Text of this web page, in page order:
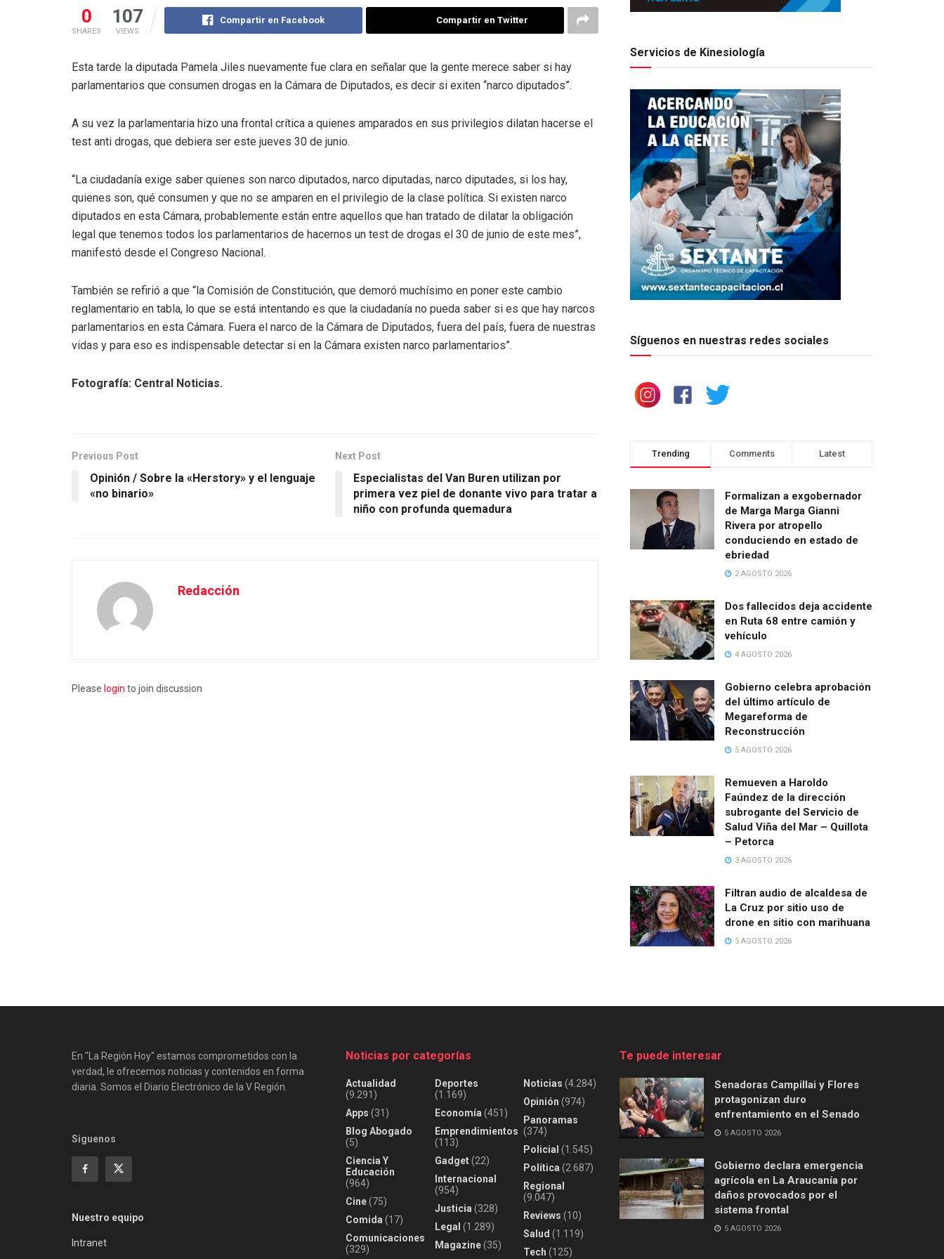
0
SHARES
107
VIEWS
Compartir en Facebook Compartir en Twitter
Esta tarde la diputada Pamela Jiles nuevamente fue clara en señalar que la gente merece saber si hay
parlamentarios que consumen drogas en la Cámara de Diputados, es decir si exiten “narco diputados”.
A su vez la parlamentaria hizo una frontal crítica a quienes amparados en sus privilegios dilatan hacerse el
test anti drogas, que debiera ser este jueves 30 de junio.
“La ciudadanía exige saber quienes son narco diputados, narco diputadas, narco diputades, si los hay,
quienes son, qué consumen y que no se amparen en el privilegio de la clase política. Si existen narco
diputados en esta Cámara, probablemente están entre aquellos que han tratado de dilatar la obligación
legal que tenemos todos los parlamentarios de hacernos un test de drogas el 30 de junio de este mes”,
manifestó desde el Congreso Nacional.
También se refirió a que “la Comisión de Constitución, que demoró muchísimo en poner este cambio
reglamentario en tabla, lo que se está intentando es que la ciudadanía no pueda saber si es que hay narcos
parlamentarios en esta Cámara. Fuera el narco de la Cámara de Diputados, fuera del país, fuera de nuestras
vidas y para eso es indispensable detectar si en la Cámara existen narco parlamentarios”.
Fotografía: Central Noticias.
Previous Post
Opinión / Sobre la «Herstory» y el lenguaje
«no binario»
Next Post
Especialistas del Van Buren utilizan por
primera vez piel de donante vivo para tratar a
niño con profunda quemadura
Redacción
Please login to join discussion
Servicios de Kinesiología
Síguenos en nuestras redes sociales
Trending Comments Latest
Formalizan a exgobernador
de Marga Marga Gianni
Rivera por atropello
conduciendo en estado de
ebriedad
2 AGOSTO 2026
Dos fallecidos deja accidente
en Ruta 68 entre camión y
vehículo
4 AGOSTO 2026
Gobierno celebra aprobación
del último artículo de
Megareforma de
Reconstrucción
5 AGOSTO 2026
Remueven a Haroldo
Faúndez de la dirección
subrogante del Servicio de
Salud Viña del Mar – Quillota
– Petorca
3 AGOSTO 2026
Filtran audio de alcaldesa de
La Cruz por sitio uso de
drone en sitio con marihuana
5 AGOSTO 2026
En "La Región Hoy" estamos comprometidos con la
verdad, le ofrecemos noticias y contenidos en forma
diaria. Somos el Diario Electrónico de la V Región.
Siguenos
Nuestro equipo
Intranet
Noticias por categorías
Actualidad
(9.291)
Apps (31)
Blog Abogado
(5)
Ciencia Y
Educación
(964)
Cine(75)
Comida (17)
Comunicaciones
(329)
Deportes
(1.169)
Economía (451)
Emprendimientos
(113)
Gadget(22)
Internacional
(954)
Justicia (328)
Legal (1.289)
Magazine(35)
Noticias (4.284)
Opinión (974)
Panoramas
(374)
Policial (1.545)
Política (2.687)
Regional
(9.047)
Reviews (10)
Salud (1.119)
Tech (125)
Te puede interesar
Senadoras Campillai y Flores
protagonizan duro
enfrentamiento en el Senado
5 AGOSTO 2026
Gobierno declara emergencia
agrícola en La Araucanía por
daños provocados por el
sistema frontal
5 AGOSTO 2026